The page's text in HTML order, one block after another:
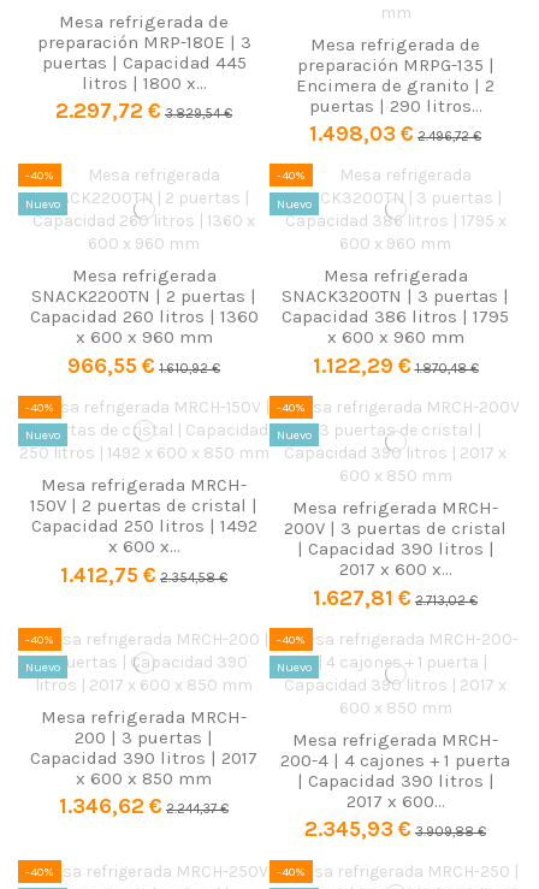
Mesa refrigerada de
preparación MRP-180E | 3
puertas | Capacidad 445
litros | 1800 x...
2.297,72 € 3.829,54 €
Mesa refrigerada de
preparación MRPG-135 |
Encimera de granito | 2
puertas | 290 litros...
1.498,03 € 2.496,72 €
-40%
Nuevo
Mesa refrigerada
SNACK2200TN | 2 puertas |
Capacidad 260 litros | 1360
x 600 x 960 mm
966,55 € 1.610,92 €
-40%
Nuevo
Mesa refrigerada
SNACK3200TN | 3 puertas |
Capacidad 386 litros | 1795
x 600 x 960 mm
1.122,29 € 1.870,48 €
-40%
Nuevo
Mesa refrigerada MRCH-
150V | 2 puertas de cristal |
Capacidad 250 litros | 1492
x 600 x...
1.412,75 € 2.354,58 €
-40%
Nuevo
Mesa refrigerada MRCH-
200V | 3 puertas de cristal
| Capacidad 390 litros |
2017 x 600 x...
1.627,81 € 2.713,02 €
-40%
Nuevo
Mesa refrigerada MRCH-
200 | 3 puertas |
Capacidad 390 litros | 2017
x 600 x 850 mm
1.346,62 € 2.244,37 €
-40%
Nuevo
Mesa refrigerada MRCH-
200-4 | 4 cajones + 1 puerta
| Capacidad 390 litros |
2017 x 600...
2.345,93 € 3.909,88 €
-40%
-40%